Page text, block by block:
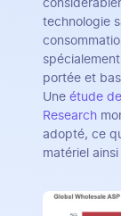
technologie
portée et
Une étude
Research
adopté, ce
matériel